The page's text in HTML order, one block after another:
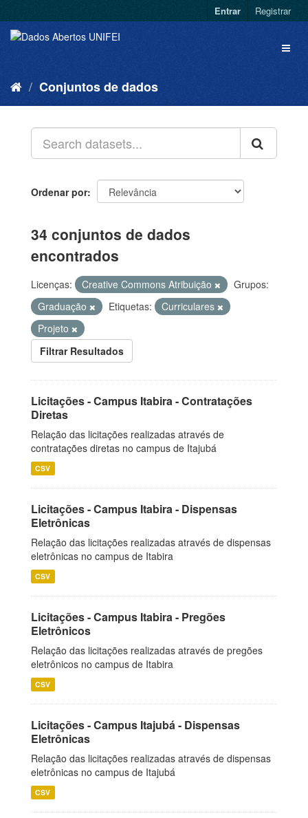
Entrar Registrar
Conjuntos de dados
Ordenar por
34 conjuntos de dados
encontrados
Licenças: Creative Commons Atribuição
Grupos:
Graduação
Etiquetas:
Curriculares
Projeto
Filtrar Resultados
Licitações - Campus Itabira - Contratações
Diretas
Relação das licitações realizadas através de
contratações diretas no campus de Itajubá
CSV
Licitações - Campus Itabira - Dispensas
Eletrônicas
Relação das licitações realizadas através de dispensas
eletrônicas no campus de Itabira
CSV
Licitações - Campus Itabira - Pregões
Eletrônicos
Relação das licitações realizadas através de pregões
eletrônicos no campus de Itabira
CSV
Licitações - Campus Itajubá - Dispensas
Eletrônicas
Relação das licitações realizadas através de dispensas
eletrônicas no campus de Itajubá
CSV